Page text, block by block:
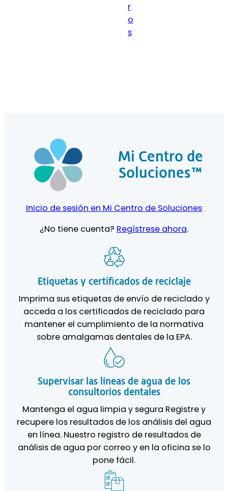
r
o
s
Mi Centro de
Soluciones™
Inicio de sesión en Mi Centro de Soluciones
¿No tiene cuenta? Regístrese ahora.
Etiquetas y certificados de reciclaje
Imprima sus etiquetas de envío de reciclado y
acceda a los certificados de reciclado para
mantener el cumplimiento de la normativa
sobre amalgamas dentales de la EPA.
Supervisar las líneas de agua de los
consultorios dentales
Mantenga el agua limpia y segura Registre y
recupere los resultados de los análisis del agua
en línea. Nuestro registro de resultados de
análisis de agua por correo y en la oficina se lo
pone fácil.